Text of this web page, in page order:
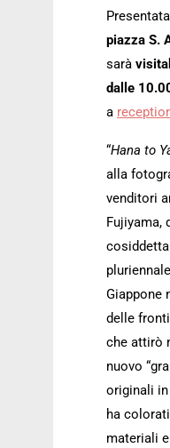
piazza S.
sarà
dalle
a
“Hana to
alla
venditori
Fujiyama,
cosiddetta
Giappone
delle
che attirò
nuovo
originali
ha
materiali